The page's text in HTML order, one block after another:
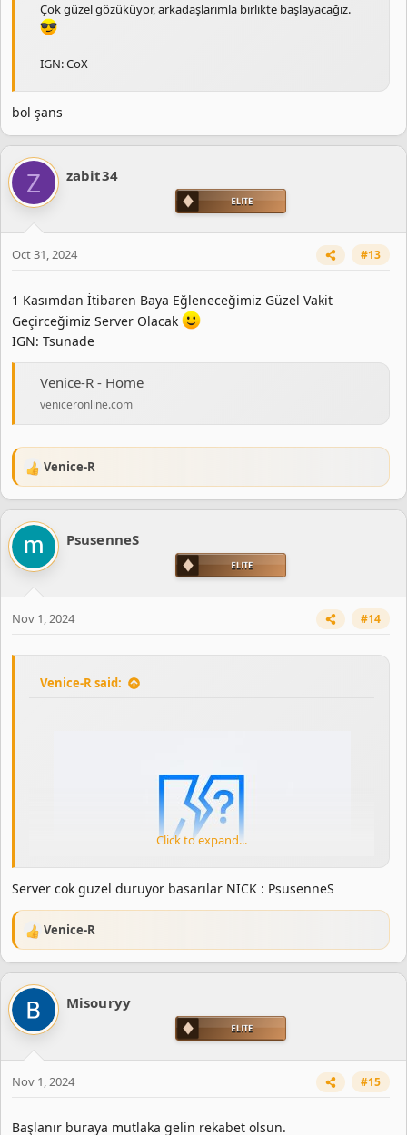
Çok güzel gözüküyor, arkadaşlarımla birlikte başlayacağız.
IGN: CoX
bol şans
Z zabit34
Oct 31, 2024 #13
1 Kasımdan İtibaren Baya Eğleneceğimiz Güzel Vakit
Geçirceğimiz Server Olacak
IGN: Tsunade
Venice-R - Home
veniceronline.com
R
e
a
c
t
i
o
:
Venice-R
PsusenneS
Nov 1, 2024 #14
Venice-R said:
View attachment 1086View attachment 1090View
Click to expand...
Server cok guzel duruyor basarılar NICK : PsusenneS
R
e
a
c
t
o
:
Venice-R
Misouryy
Nov 1, 2024 #15
Başlanır buraya mutlaka gelin rekabet olsun.